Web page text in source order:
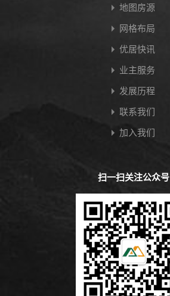
地图房源
网格布局
优居快讯
业主服务
发展历程
联系我们
加入我们
扫一扫关注公众号